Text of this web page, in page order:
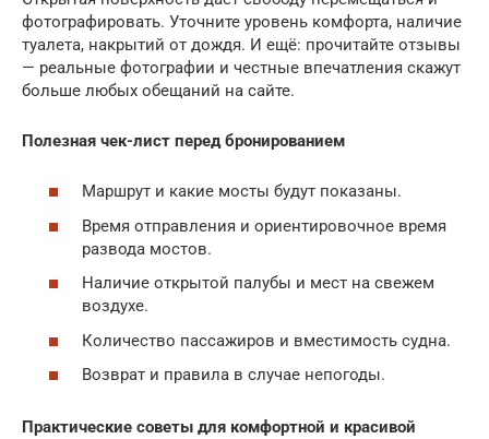
фотографировать. Уточните уровень комфорта, наличие
туалета, накрытий от дождя. И ещё: прочитайте отзывы
— реальные фотографии и честные впечатления скажут
больше любых обещаний на сайте.
Полезная чек-лист перед бронированием
Маршрут и какие мосты будут показаны.
Время отправления и ориентировочное время
развода мостов.
Наличие открытой палубы и мест на свежем
воздухе.
Количество пассажиров и вместимость судна.
Возврат и правила в случае непогоды.
Практические советы для комфортной и красивой